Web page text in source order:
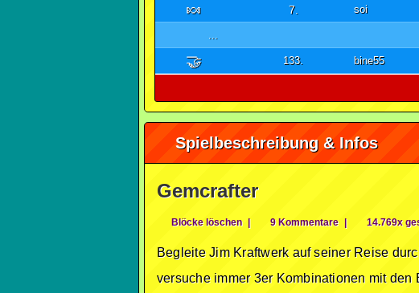
🍬 7. soi
...
🤝 133. bine55
Spielbeschreibung & Infos
Gemcrafter
Blöcke löschen | 9 Kommentare | 14.769x
Begleite Jim Kraftwerk auf seiner Reise
versuche immer 3er Kombinationen mit